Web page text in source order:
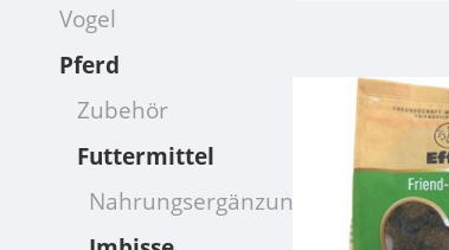
Vogel
Pferd
Zubehör
Futtermittel
Nahrungsergänzungsmittel